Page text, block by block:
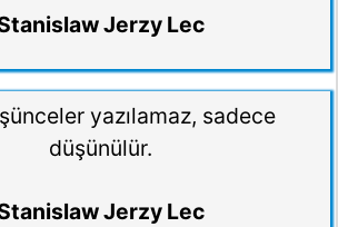
Jerzy Lec
yazılamaz, sadece
düşünülür.
Jerzy Lec